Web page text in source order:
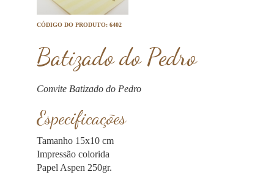
CÓDIGO DO PRODUTO: 6402
Batizado do Pedro
Convite Batizado do Pedro
Especificações
Tamanho 15x10 cm
Impressão colorida
Papel Aspen 250gr.